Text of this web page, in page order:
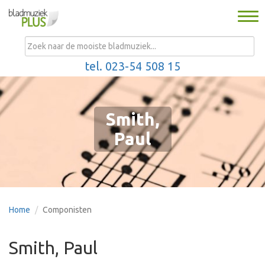
tel. 023-54 508 15
MENU
Smith,
Paul
Home Componisten
Smith, Paul